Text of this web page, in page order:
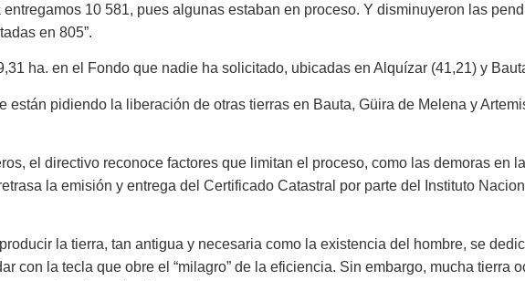
entregamos 10 581, pues algunas estaban en proceso. Y disminuyeron las
en 805”.
ha. en el Fondo que nadie ha solicitado, ubicadas en Alquízar (41,21) y
están pidiendo la liberación de otras tierras en Bauta, Güira de Melena y
el directivo reconoce factores que limitan el proceso, como las demoras en
la emisión y entrega del Certificado Catastral por parte del Instituto
la tierra, tan antigua y necesaria como la existencia del hombre, se
con la tecla que obre el “milagro” de la eficiencia. Sin embargo, mucha tierra